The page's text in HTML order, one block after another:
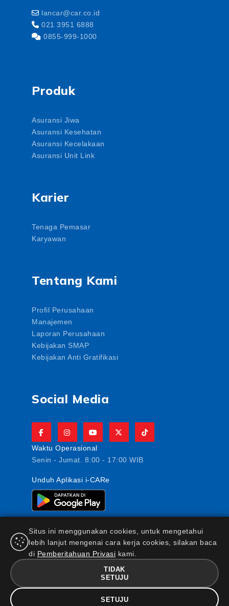
lancar@car.co.id
021 3951 6888
0855-999-1000
Produk
Asuransi Jiwa
Asuransi Kesehatan
Asuransi Kecelakaan
Asuransi Unit Link
Karier
Tenaga Pemasar
Karyawan
Tentang Kami
Profil Perusahaan
Manajemen
Laporan Perusahaan
Kebijakan SMAP
Kebijakan Anti Gratifikasi
Social Media
Waktu Operasional
Senin - Jumat. 8:00 - 17:00 WIB
Unduh Aplikasi i-CARe
PT AJ Central Asia Raya berizin dan diawasi oleh
Otoritas Jasa Keuangan
Maklumat & Pernyataan
Kebijakan Keamanan
Informasi|Standar Pelayanan Nasabah|Kebijakan
Situs ini menggunakan cookies, untuk mengetahui
lebih lanjut mengenai cara kerja cookies, silakan baca
di Pemberitahuan Privasi kami.
TIDAK
SETUJU
SETUJU